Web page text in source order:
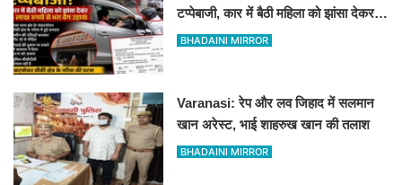
टप्पेबाजी, कार में बैठी महिला को झांसा देकर 5
लाख रुपये से भरा बैग उड़ाया
BHADAINI MIRROR
Varanasi: रेप और लव जिहाद में सलमान
खान अरेस्ट, भाई शाहरुख खान की तलाश
BHADAINI MIRROR